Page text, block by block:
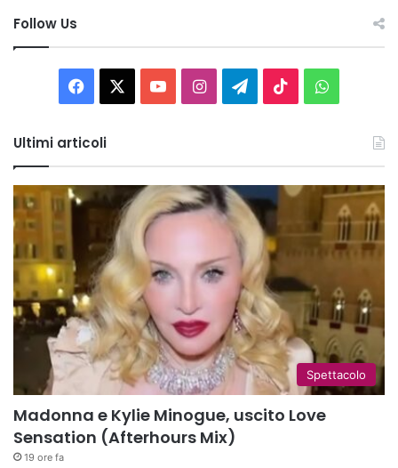
Follow Us
Facebook You InstagramTelegram
TikTok
Ultimi articoli
Spettacolo
Madonna e Kylie Minogue, uscito Love
Sensation (Afterhours Mix)
19 ore fa